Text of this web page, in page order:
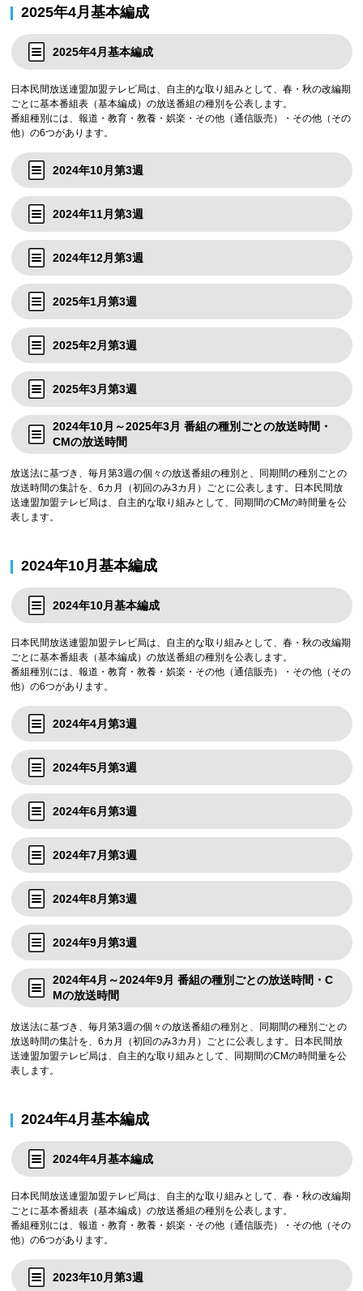
2025年4月基本編成
2025年4月基本編成
日本民間放送連盟加盟テレビ局は、自主的な取り組みとして、春・秋の改編期
ごとに基本番組表（基本編成）の放送番組の種別を公表します。
番組種別には、報道・教育・教養・娯楽・その他（通信販売）・その他（その
他）の6つがあります。
2024年10月第3週
2024年11月第3週
2024年12月第3週
2025年1月第3週
2025年2月第3週
2025年3月第3週
2024年10月～2025年3月 番組の種別ごとの放送時間・
CMの放送時間
放送法に基づき、毎月第3週の個々の放送番組の種別と、同期間の種別ごとの
放送時間の集計を、6カ月（初回のみ3カ月）ごとに公表します。日本民間放
送連盟加盟テレビ局は、自主的な取り組みとして、同期間のCMの時間量を公
表します。
2024年10月基本編成
2024年10月基本編成
日本民間放送連盟加盟テレビ局は、自主的な取り組みとして、春・秋の改編期
ごとに基本番組表（基本編成）の放送番組の種別を公表します。
番組種別には、報道・教育・教養・娯楽・その他（通信販売）・その他（その
他）の6つがあります。
2024年4月第3週
2024年5月第3週
2024年6月第3週
2024年7月第3週
2024年8月第3週
2024年9月第3週
2024年4月～2024年9月 番組の種別ごとの放送時間・C
Mの放送時間
放送法に基づき、毎月第3週の個々の放送番組の種別と、同期間の種別ごとの
放送時間の集計を、6カ月（初回のみ3カ月）ごとに公表します。日本民間放
送連盟加盟テレビ局は、自主的な取り組みとして、同期間のCMの時間量を公
表します。
2024年4月基本編成
2024年4月基本編成
日本民間放送連盟加盟テレビ局は、自主的な取り組みとして、春・秋の改編期
ごとに基本番組表（基本編成）の放送番組の種別を公表します。
番組種別には、報道・教育・教養・娯楽・その他（通信販売）・その他（その
他）の6つがあります。
2023年10月第3週